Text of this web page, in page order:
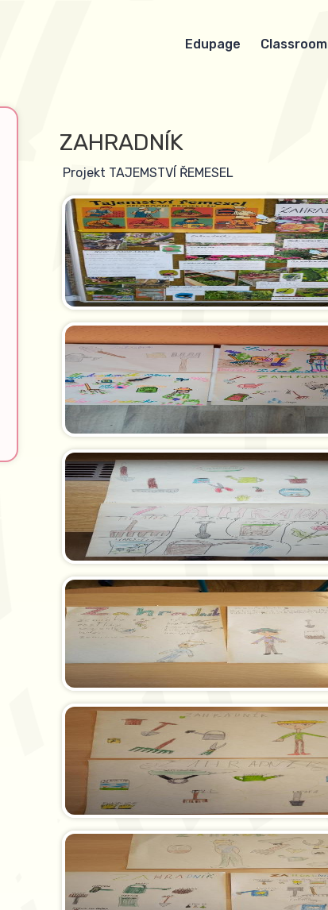
Edupage Classroom
ZAHRADNÍK
Projekt TAJEMSTVÍ ŘEMESEL